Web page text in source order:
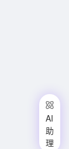

AI
助
理